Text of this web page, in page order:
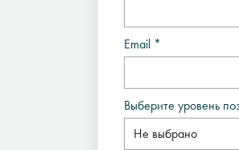
Email *
Выберите уровень